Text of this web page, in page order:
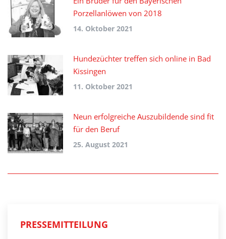
Porzellanlöwen von 2018
14. Oktober 2021
Hundezüchter treffen sich online in Bad
Kissingen
11. Oktober 2021
Neun erfolgreiche Auszubildende sind fit
für den Beruf
25. August 2021
PRESSEMITTEILUNG